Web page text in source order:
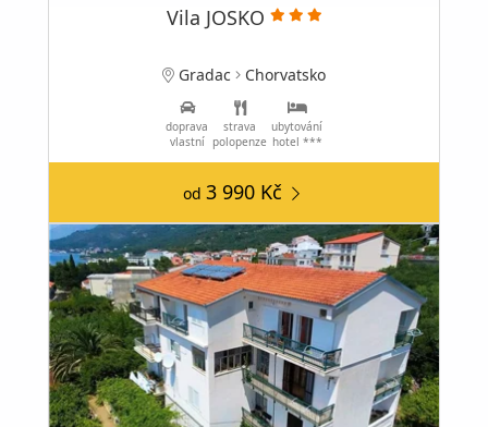
Vila JOSKO
Gradac Chorvatsko
doprava
vlastní
strava
polopenze
ubytování
hotel ***
od 3 990 Kč